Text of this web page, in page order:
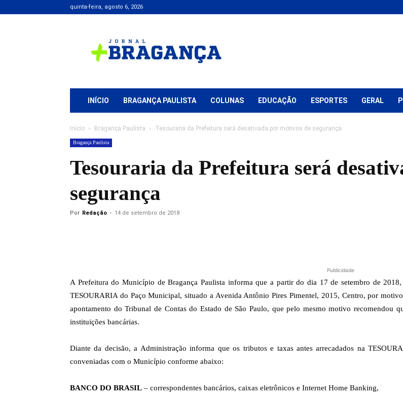
quinta-feira, agosto 6, 2026
+
Bragança
INÍCIO BRAGANÇA PAULISTA COLUNAS EDUCAÇÃO ESPORTES GERAL
Início Bragança Paulista Tesouraria da Prefeitura será desativada por motivos de segurança
Bragança Paulista
Tesouraria da Prefeitura será
segurança
Por Redação - 14 de setembro de 2018
Publicidade
A Prefeitura do Município de Bragança Paulista informa que a partir do dia 17 de setembro de
TESOURARIA do Paço Municipal, situado a Avenida Antônio Pires Pimentel, 2015, Centro, por
apontamento do Tribunal de Contas do Estado de São Paulo, que pelo mesmo motivo recomendou
instituições bancárias.
Diante da decisão, a Administração informa que os tributos e taxas antes arrecadados na
conveniadas com o Município conforme abaixo:
BANCO DO BRASIL – correspondentes bancários, caixas eletrônicos e Internet Home Banking,